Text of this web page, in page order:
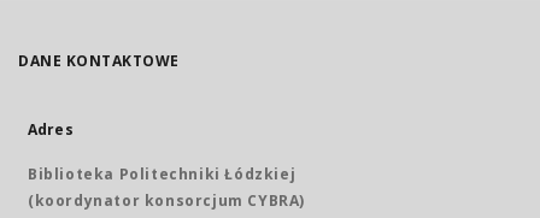
DANE KONTAKTOWE
Adres
Biblioteka Politechniki Łódzkiej
(koordynator konsorcjum CYBRA)